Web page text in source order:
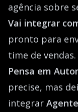
agência sobre
Vai integrar
pronto para
time de vendas.
Pensa em
precise, mas
integrar